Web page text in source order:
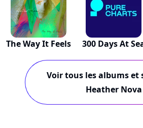
The Way It Feels 300 Days At
Voir tous les albums et
Heather Nova